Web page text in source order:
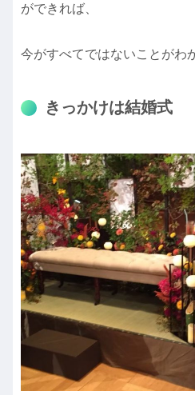
ができれば、
今がすべてではないことがわ
きっかけは結婚式